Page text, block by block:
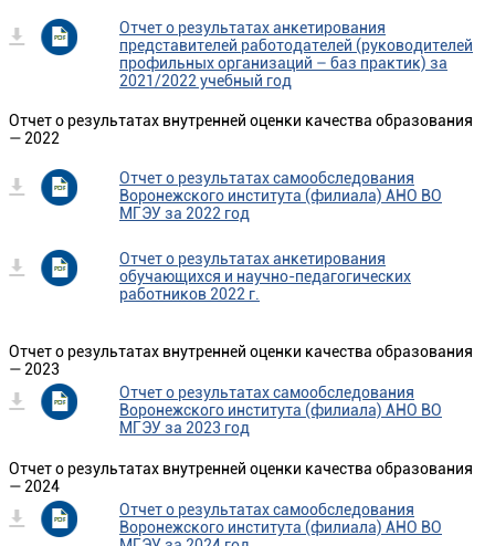
Отчет о результатах анкетирования
представителей работодателей (руководителей
профильных организаций – баз практик) за
2021/2022 учебный год
Отчет о результатах внутренней оценки качества образования
— 2022
Отчет о результатах самообследования
Воронежского института (филиала) АНО ВО
МГЭУ за 2022 год
Отчет о результатах анкетирования
обучающихся и научно-педагогических
работников 2022 г.
Отчет о результатах внутренней оценки качества образования
— 2023
Отчет о результатах самообследования
Воронежского института (филиала) АНО ВО
МГЭУ за 2023 год
Отчет о результатах внутренней оценки качества образования
— 2024
Отчет о результатах самообследования
Воронежского института (филиала) АНО ВО